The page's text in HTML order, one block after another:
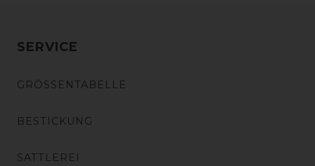
SERVICE
GRÖSSENTABELLE
BESTICKUNG
SATTLEREI